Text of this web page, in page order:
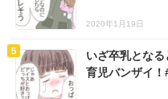
2020年1月19日
いざ卒乳とな
育児バンザイ！